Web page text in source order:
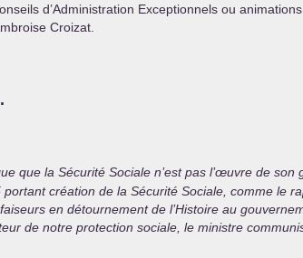
d’Administration Exceptionnels ou
Croizat.
que la Sécurité Sociale n’est pas l’œuvre de
création de la Sécurité Sociale, comme le
en détournement de l’Histoire au
de notre protection sociale, le ministre